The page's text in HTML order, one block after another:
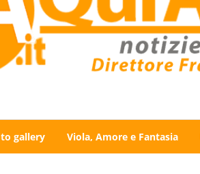
gallery Viola, Amore e Fantasia